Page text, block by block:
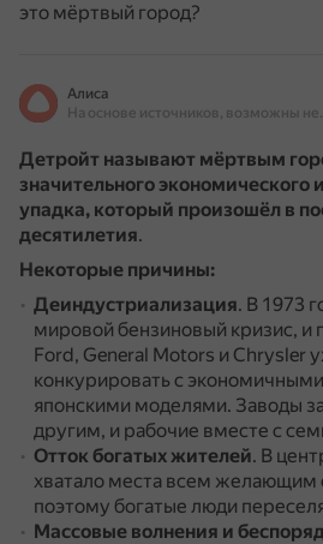
это мёртвый город?
Алиса
На
Детройт называют мёртвым
значительного экономического
упадка, который произошёл в
десятилетия.
Некоторые причины:
Деиндустриализация. В 1973
мировой бензиновый кризис, и
Ford, General Motors и Chrysler
конкурировать с
японскими моделями. Заводы
другим, и рабочие вместе с
Отток богатых жителей. В
хватало места всем желающим
поэтому богатые люди
Массовые волнения и